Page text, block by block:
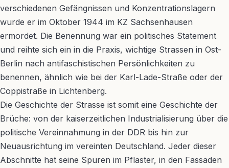
verschiedenen Gefängnissen und Konzentrationslagern
wurde er im Oktober 1944 im KZ Sachsenhausen
ermordet. Die Benennung war ein politisches Statement
und reihte sich ein in die Praxis, wichtige Strassen in Ost-
Berlin nach antifaschistischen Persönlichkeiten zu
benennen, ähnlich wie bei der Karl-Lade-Straße oder der
Coppistraße in Lichtenberg.
Die Geschichte der Strasse ist somit eine Geschichte der
Brüche: von der kaiserzeitlichen Industrialisierung über die
politische Vereinnahmung in der DDR bis hin zur
Neuausrichtung im vereinten Deutschland. Jeder dieser
Abschnitte hat seine Spuren im Pflaster, in den Fassaden